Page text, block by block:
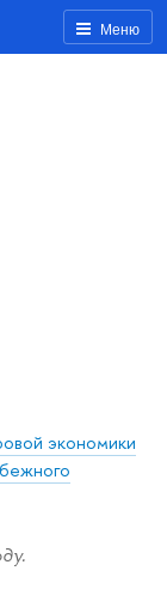
Меню
экономики